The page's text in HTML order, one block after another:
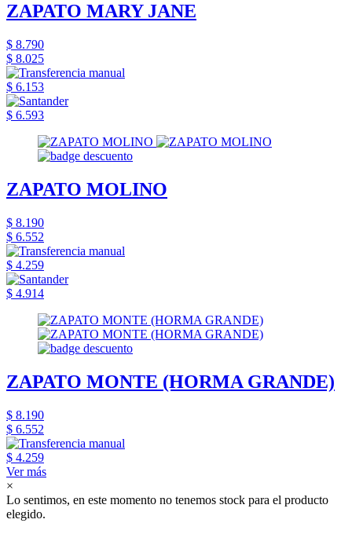
ZAPATO MARY JANE
$ 8.790
$ 8.025
$ 6.153
$ 6.593
ZAPATO MOLINO
$ 8.190
$ 6.552
$ 4.259
$ 4.914
ZAPATO MONTE (HORMA GRANDE)
$ 8.190
$ 6.552
$ 4.259
Ver más
×
Lo sentimos, en este momento no tenemos stock para el producto
elegido.